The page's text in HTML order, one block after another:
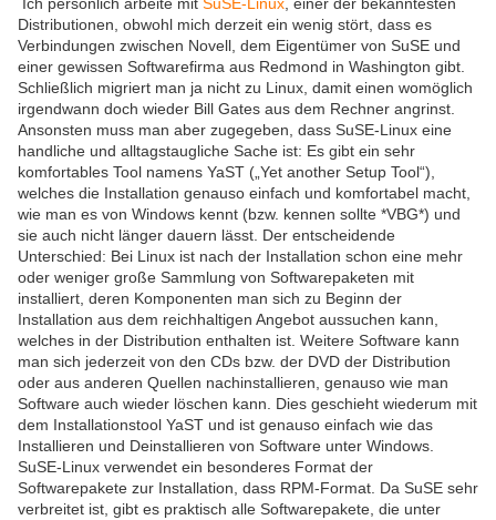
Distributionen, obwohl mich derzeit ein wenig stört, dass es
Verbindungen zwischen Novell, dem Eigentümer von SuSE und
einer gewissen Softwarefirma aus Redmond in Washington gibt.
Schließlich migriert man ja nicht zu Linux, damit einen womöglich
irgendwann doch wieder Bill Gates aus dem Rechner angrinst.
Ansonsten muss man aber zugegeben, dass SuSE-Linux eine
handliche und alltagstaugliche Sache ist: Es gibt ein sehr
komfortables Tool namens YaST („Yet another Setup Tool“),
welches die Installation genauso einfach und komfortabel macht,
wie man es von Windows kennt (bzw. kennen sollte *VBG*) und
sie auch nicht länger dauern lässt. Der entscheidende
Unterschied: Bei Linux ist nach der Installation schon eine mehr
oder weniger große Sammlung von Softwarepaketen mit
installiert, deren Komponenten man sich zu Beginn der
Installation aus dem reichhaltigen Angebot aussuchen kann,
welches in der Distribution enthalten ist. Weitere Software kann
man sich jederzeit von den CDs bzw. der DVD der Distribution
oder aus anderen Quellen nachinstallieren, genauso wie man
Software auch wieder löschen kann. Dies geschieht wiederum mit
dem Installationstool YaST und ist genauso einfach wie das
Installieren und Deinstallieren von Software unter Windows.
SuSE-Linux verwendet ein besonderes Format der
Softwarepakete zur Installation, dass RPM-Format. Da SuSE sehr
verbreitet ist, gibt es praktisch alle Softwarepakete, die unter